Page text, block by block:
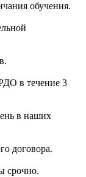
обучения.
в течение 3
в наших
договора.
срочно.